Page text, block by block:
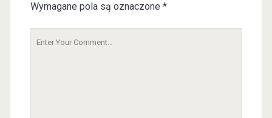
Wymagane pola są oznaczone *